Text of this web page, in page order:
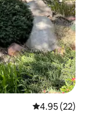
平均评分
4.95 (22)